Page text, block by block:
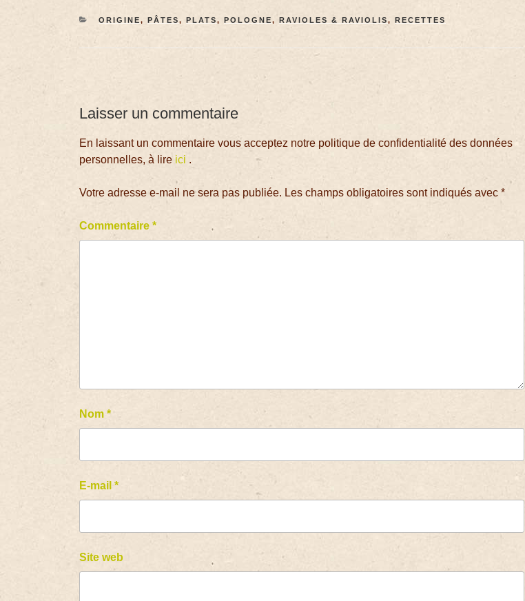
ORIGINE, PÂTES, PLATS, POLOGNE, RAVIOLES & RAVIOLIS, RECETTES
Laisser un commentaire
En laissant un commentaire vous acceptez notre politique de confidentialité des données
personnelles, à lire ici .
Votre adresse e-mail ne sera pas publiée. Les champs obligatoires sont indiqués avec*
Commentaire*
Nom*
E-mail*
Site web